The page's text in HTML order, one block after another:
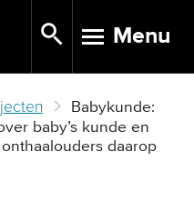
TOGGLE
Menu
Babykunde:
baby’s kunde en
daarop